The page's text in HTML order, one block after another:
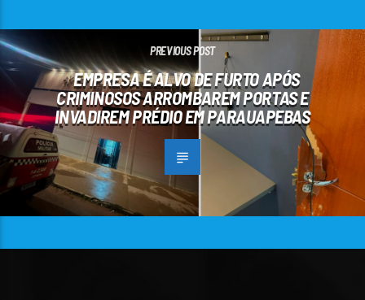
PREVIOUS POST
EMPRESA É ALVO DE FURTO APÓS
CRIMINOSOS ARROMBAREM PORTAS E
INVADIREM PRÉDIO EM PARAUAPEBAS